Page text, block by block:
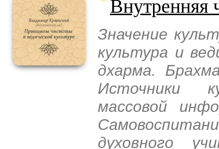
Значение
культура и
дхарма.
Источники
массовой
духовного